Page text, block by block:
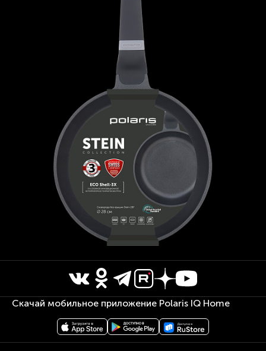
Скачай мобильное приложение Polaris IQ Home